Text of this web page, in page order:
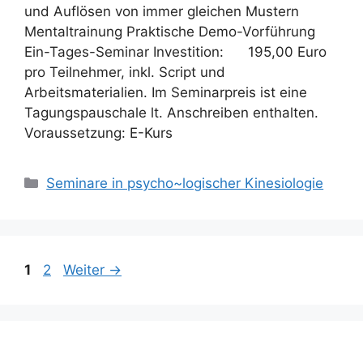
und Auflösen von immer gleichen Mustern
Mentaltrainung Praktische Demo-Vorführung
Ein-Tages-Seminar Investition: 195,00 Euro
pro Teilnehmer, inkl. Script und
Arbeitsmaterialien. Im Seminarpreis ist eine
Tagungspauschale lt. Anschreiben enthalten.
Voraussetzung: E-Kurs
Kategorien
Seminare in psycho~logischer Kinesiologie
Seite
1 Seite
2 Weiter →